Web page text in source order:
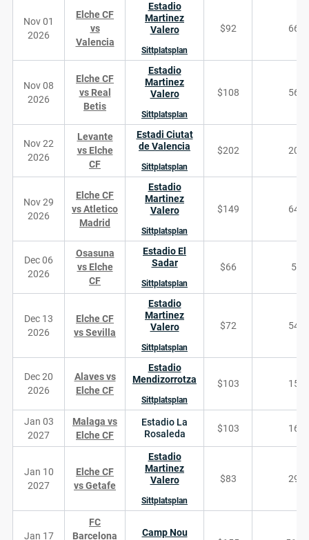
Nov 01
2026
Elche CF
vs
Valencia
Estadio
Martinez
Valero
Sittplatsplan
$92 664
Nov 08
2026
Elche CF
vs Real
Betis
Estadio
Martinez
Valero
Sittplatsplan
$108 568
Nov 22
2026
Levante
vs Elche
CF
Estadi Ciutat
de Valencia
Sittplatsplan
$202 206
Nov 29
2026
Elche CF
vs Atletico
Madrid
Estadio
Martinez
Valero
Sittplatsplan
$149 640
Dec 06
2026
Osasuna
vs Elche
CF
Estadio El
Sadar
Sittplatsplan
$66 58
Dec 13
2026
Elche CF
vs Sevilla
Estadio
Martinez
Valero
Sittplatsplan
$72 542
Dec 20
2026
Alaves vs
Elche CF
Estadio
Mendizorrotza
Sittplatsplan
$103 154
Jan 03
2027
Malaga vs
Elche CF
Estadio La
Rosaleda
$103 164
Jan 10
2027
Elche CF
vs Getafe
Estadio
Martinez
Valero
Sittplatsplan
$83 294
Jan 17
FC
Barcelona
Camp Nou